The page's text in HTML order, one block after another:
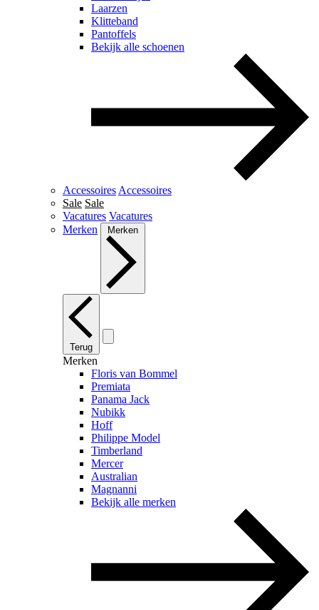
Laarzen
Klitteband
Pantoffels
Bekijk alle schoenen
Accessoires Accessoires
Sale Sale
Vacatures Vacatures
Merken
Merken
Terug
Merken
Floris van Bommel
Premiata
Panama Jack
Nubikk
Hoff
Philippe Model
Timberland
Mercer
Australian
Magnanni
Bekijk alle merken